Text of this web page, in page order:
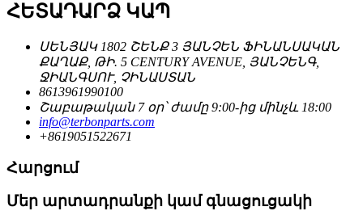
ՀԵՏԱԴԱՐՁ ԿԱՊ
ՍԵՆՅԱԿ 1802 ՇԵՆՔ 3 ՅԱՆՉԵՆ ՖԻՆԱՆՍԱԿԱՆ
ՔԱՂԱՔ, ԹԻ. 5 CENTURY AVENUE, ՅԱՆՉԵՆԳ,
ՋԻԱՆԳՍՈՒ, ՉԻՆԱՍՏԱՆ
8613961990100
Շաբաթական 7 օր՝ ժամը 9:00-ից մինչև 18:00
info@terbonparts.com
+8619051522671
Հարցում
Մեր արտադրանքի կամ գնացուցակի